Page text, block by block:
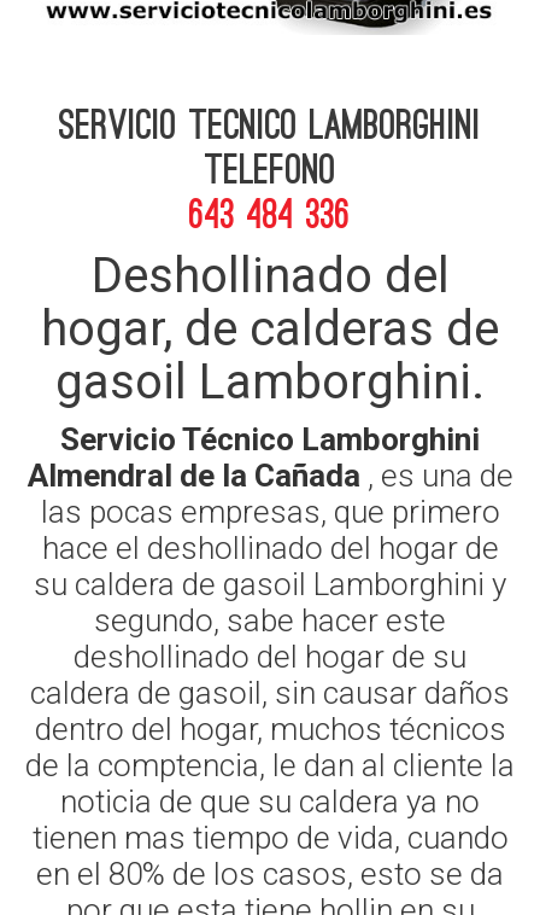
Servicio Tecnico Lamborghini
telefono
643 484 336
Deshollinado del
hogar, de calderas de
gasoil Lamborghini.
Servicio Técnico Lamborghini
Almendral de la Cañada , es una de
las pocas empresas, que primero
hace el deshollinado del hogar de
su caldera de gasoil Lamborghini y
segundo, sabe hacer este
deshollinado del hogar de su
caldera de gasoil, sin causar daños
dentro del hogar, muchos técnicos
de la comptencia, le dan al cliente la
noticia de que su caldera ya no
tienen mas tiempo de vida, cuando
en el 80% de los casos, esto se da